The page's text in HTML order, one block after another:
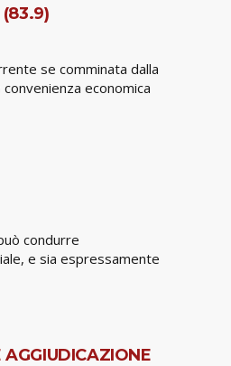
(83.9)
se comminata dalla
economica
condurre
e sia espressamente